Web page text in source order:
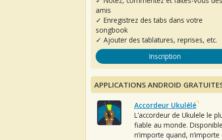
amis
✓ Enregistrez des tabs dans votre
songbook
✓ Ajouter des tablatures, reprises, etc.
Inscription
APPLICATIONS ANDROID
Accordeur Ukulélé
L’accordeur de Ukulele le
fiable au monde. Disponible
n’importe quand, n’importe